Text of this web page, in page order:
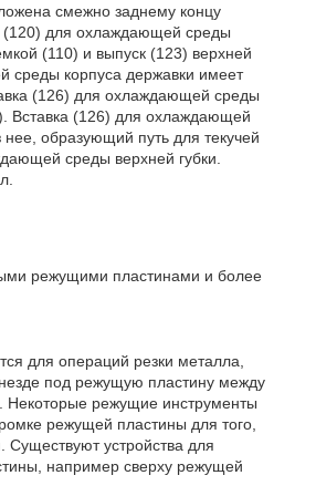
смежно заднему концу
(120) для охлаждающей среды
(110) и выпуск (123) верхней
среды корпуса державки имеет
(126) для охлаждающей среды
Вставка (126) для охлаждающей
образующий путь для текучей
среды верхней губки.
режущими пластинами и более
для операций резки металла,
под режущую пластину между
Некоторые режущие инструменты
режущей пластины для того,
Существуют устройства для
например сверху режущей